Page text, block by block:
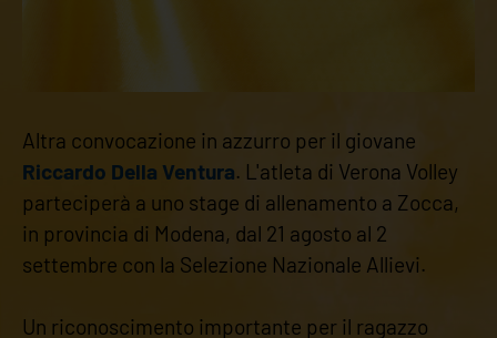
Altra convocazione in azzurro per il giovane
Riccardo Della Ventura. L'atleta di Verona Volley
parteciperà a uno stage di allenamento a Zocca,
in provincia di Modena, dal 21 agosto al 2
settembre con la Selezione Nazionale Allievi.
Un riconoscimento importante per il ragazzo